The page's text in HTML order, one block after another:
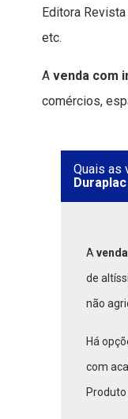
Editora
etc.
A venda com
comércios,
Quais as
A
de
não
Há
com